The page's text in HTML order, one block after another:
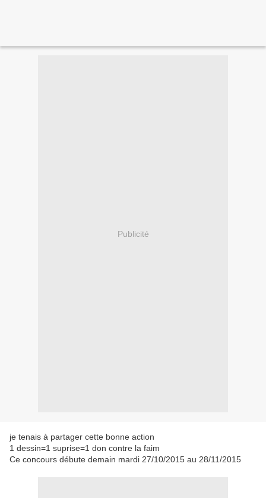
Publicité
je tenais à partager cette bonne action
1 dessin=1 suprise=1 don contre la faim
Ce concours débute demain mardi 27/10/2015 au 28/11/2015